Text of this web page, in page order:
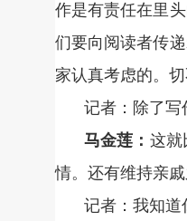
作是有责任在里
们要向阅读者传
家认真考虑的。
记者：除了写
马金莲： 这就
情。还有维持亲
记者：我知道